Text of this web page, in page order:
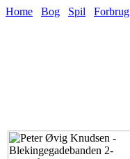
Home Bog Spil Forbrug